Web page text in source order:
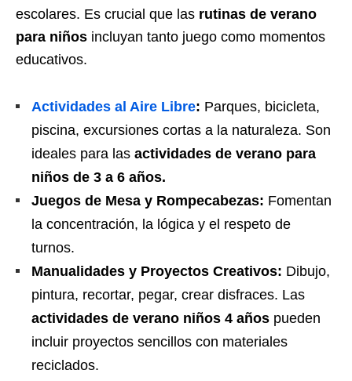
escolares. Es crucial que las rutinas de verano
para niños incluyan tanto juego como momentos
educativos.
Actividades al Aire Libre: Parques, bicicleta,
piscina, excursiones cortas a la naturaleza. Son
ideales para las actividades de verano para
niños de 3 a 6 años.
Juegos de Mesa y Rompecabezas: Fomentan
la concentración, la lógica y el respeto de
turnos.
Manualidades y Proyectos Creativos: Dibujo,
pintura, recortar, pegar, crear disfraces. Las
actividades de verano niños 4 años pueden
incluir proyectos sencillos con materiales
reciclados.